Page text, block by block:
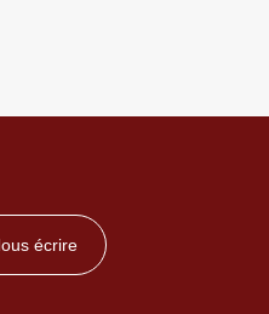
écrire